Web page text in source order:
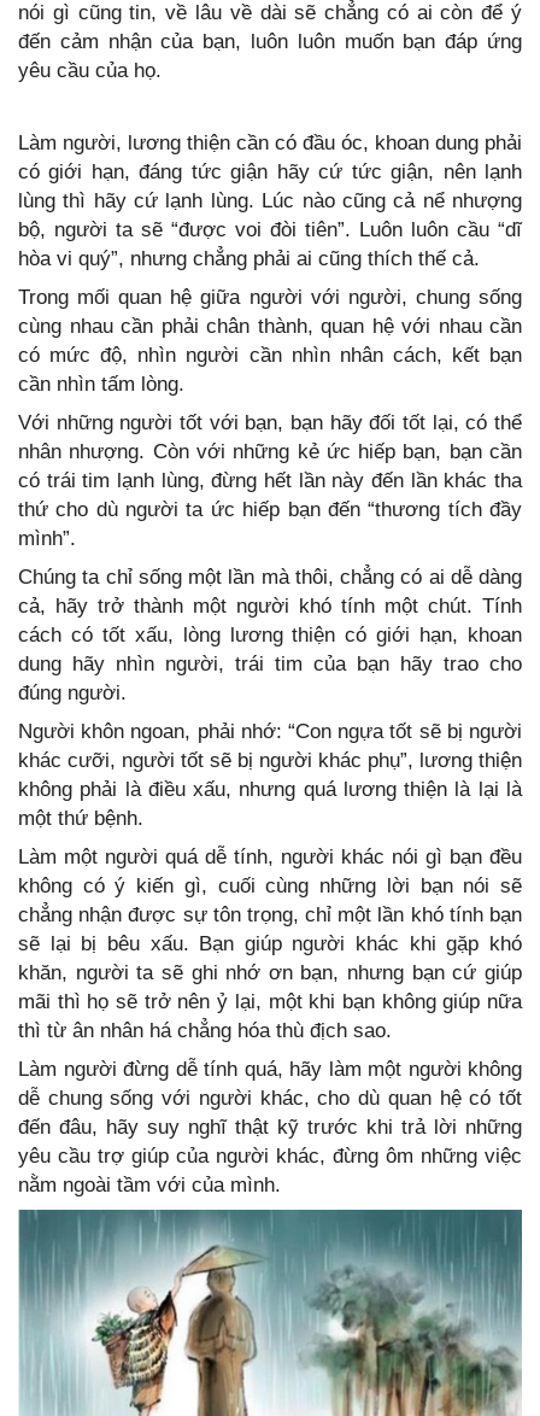
nói gì cũng tin, về lâu về dài sẽ chẳng có ai còn để ý
đến cảm nhận của bạn, luôn luôn muốn bạn đáp ứng
yêu cầu của họ.
Làm người, lương thiện cần có đầu óc, khoan dung phải
có giới hạn, đáng tức giận hãy cứ tức giận, nên lạnh
lùng thì hãy cứ lạnh lùng. Lúc nào cũng cả nể nhượng
bộ, người ta sẽ “được voi đòi tiên”. Luôn luôn cầu “dĩ
hòa vi quý”, nhưng chẳng phải ai cũng thích thế cả.
Trong mối quan hệ giữa người với người, chung sống
cùng nhau cần phải chân thành, quan hệ với nhau cần
có mức độ, nhìn người cần nhìn nhân cách, kết bạn
cần nhìn tấm lòng.
Với những người tốt với bạn, bạn hãy đối tốt lại, có thể
nhân nhượng. Còn với những kẻ ức hiếp bạn, bạn cần
có trái tim lạnh lùng, đừng hết lần này đến lần khác tha
thứ cho dù người ta ức hiếp bạn đến “thương tích đầy
mình”.
Chúng ta chỉ sống một lần mà thôi, chẳng có ai dễ dàng
cả, hãy trở thành một người khó tính một chút. Tính
cách có tốt xấu, lòng lương thiện có giới hạn, khoan
dung hãy nhìn người, trái tim của bạn hãy trao cho
đúng người.
Người khôn ngoan, phải nhớ: “Con ngựa tốt sẽ bị người
khác cưỡi, người tốt sẽ bị người khác phụ”, lương thiện
không phải là điều xấu, nhưng quá lương thiện là lại là
một thứ bệnh.
Làm một người quá dễ tính, người khác nói gì bạn đều
không có ý kiến gì, cuối cùng những lời bạn nói sẽ
chẳng nhận được sự tôn trọng, chỉ một lần khó tính bạn
sẽ lại bị bêu xấu. Bạn giúp người khác khi gặp khó
khăn, người ta sẽ ghi nhớ ơn bạn, nhưng bạn cứ giúp
mãi thì họ sẽ trở nên ỷ lại, một khi bạn không giúp nữa
thì từ ân nhân há chẳng hóa thù địch sao.
Làm người đừng dễ tính quá, hãy làm một người không
dễ chung sống với người khác, cho dù quan hệ có tốt
đến đâu, hãy suy nghĩ thật kỹ trước khi trả lời những
yêu cầu trợ giúp của người khác, đừng ôm những việc
nằm ngoài tầm với của mình.